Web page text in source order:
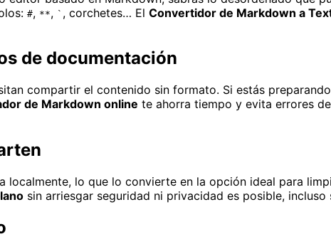
#, **, ` , corchetes… El Convertidor de Markdown a
de documentación
compartir el contenido sin formato. Si estás
de Markdown online te ahorra tiempo y evita errores
lo que lo convierte en la opción ideal para
sin arriesgar seguridad ni privacidad es posible, incluso